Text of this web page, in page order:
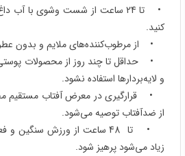
• تا 24 ساعت از شست‌ وشوی با
کنید.
• از مرطوب‌کننده‌های ملایم و بدون
• حداقل تا چند روز از محصولات پوستی
و لایه‌بردارها استفاده نشود.
• قرارگیری در معرض آفتاب مستقیم
از ضدآفتاب توصیه می‌شود.
• تا 48 ساعت از ورزش سنگین
زیاد می‌شود پرهیز شود.